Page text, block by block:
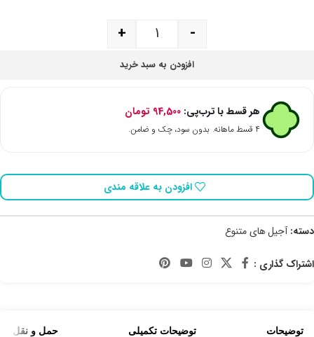
-
+
افزودن به سبد خرید
هر قسط با ترب‌پی:94,500 تومان
۴ قسط ماهانه. بدون سود، چک و ضامن.
افزودن به علاقه مندی
دسته: آجیل های متنوع
اشتراک گذاری :
توضیحات توضیحات تکمیلی حمل و نقل